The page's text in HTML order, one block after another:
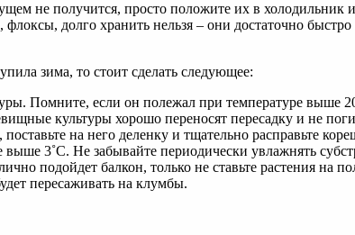
не получится, просто положите их в холодильник
долго хранить нельзя – они достаточно
зима, то стоит сделать следующее:
Помните, если он полежал при температуре выше
культуры хорошо переносят пересадку и не
на него деленку и тщательно расправьте
3˚С. Не забывайте периодически увлажнять
подойдет балкон, только не ставьте растения
пересаживать на клумбы.